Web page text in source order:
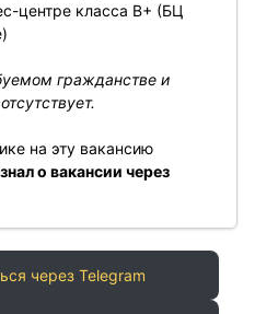
центре класса В+ (БЦ
гражданстве и
на эту вакансию
о вакансии через
через Telegram